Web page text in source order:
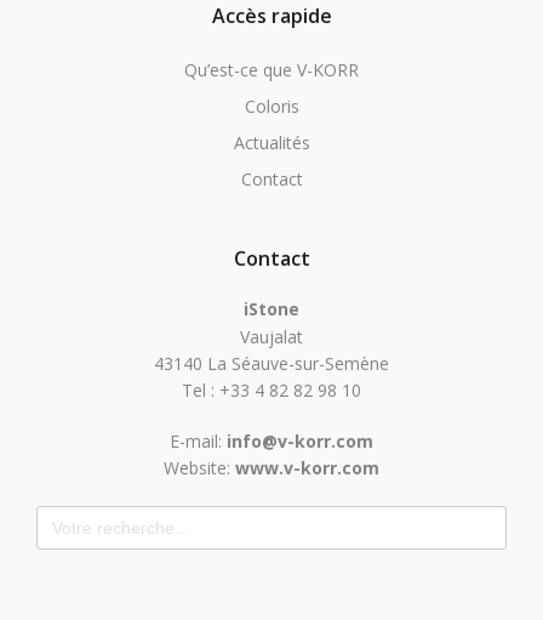
Accès rapide
Qu’est-ce que V-KORR
Coloris
Actualités
Contact
Contact
iStone
Vaujalat
43140 La Séauve-sur-Semène
Tel : +33 4 82 82 98 10
E-mail: info@v-korr.com
Website: www.v-korr.com